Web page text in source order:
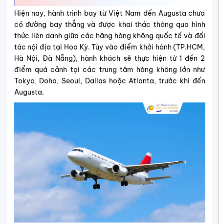
Hiện nay, hành trình bay từ Việt Nam đến Augusta chưa
có đường bay thẳng và được khai thác thông qua hình
thức liên danh giữa các hãng hàng không quốc tế và đối
tác nội địa tại Hoa Kỳ. Tùy vào điểm khởi hành (TP.HCM,
Hà Nội, Đà Nẵng), hành khách sẽ thực hiện từ 1 đến 2
điểm quá cảnh tại các trung tâm hàng không lớn như
Tokyo, Doha, Seoul, Dallas hoặc Atlanta, trước khi đến
Augusta.